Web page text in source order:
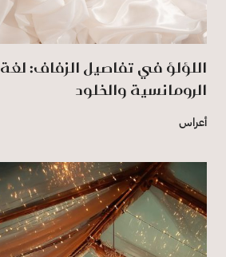
اللؤلؤ في تفاصيل الزفاف:
الرومانسية والخلود
أعراس